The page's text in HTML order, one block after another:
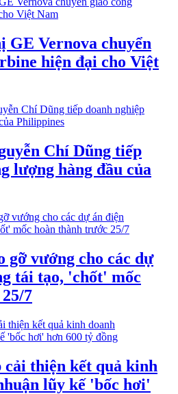
GE Vernova chuyển
hiện đại cho Việt
Chí Dũng tiếp
lượng hàng đầu của
gỡ vướng cho các dự
tái tạo, 'chốt' mốc
7
thiện kết quả kinh
lũy kế 'bốc hơi'